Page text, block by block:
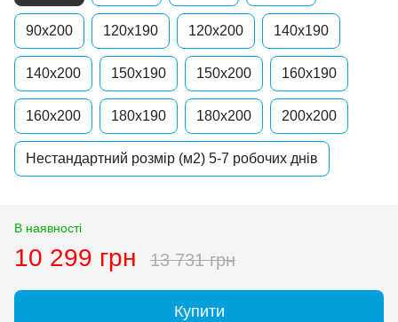
90x200 120x190 120x200 140x190
140x200 150x190 150x200 160x190
160x200 180x190 180x200 200x200
Нестандартний розмір (м2) 5-7 робочих днів
В наявності
10 299 грн 13 731 грн
Купити